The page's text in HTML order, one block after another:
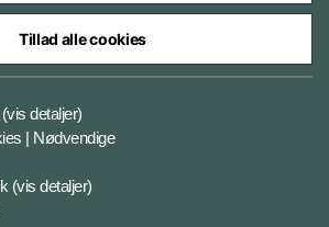
under Forsvarsministeriet
Tillad alle cookies
(vis detaljer)
| Nødvendige
(vis detaljer)